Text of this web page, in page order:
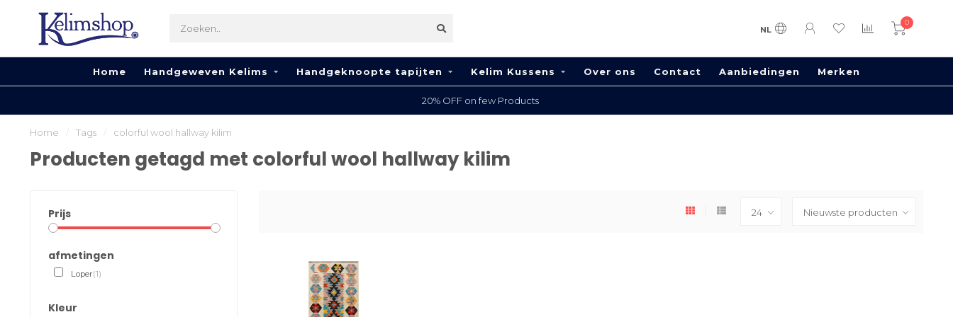
NL
0
Home Handgeweven Kelims Handgeknoopte tapijten Kelim Kussens Over ons Contact Aanbiedingen Merken
20% OFF on few Products
Home Tags colorful wool hallway kilim
Producten getagd met colorful wool hallway kilim
Prijs
afmetingen
Loper(1)
Kleur